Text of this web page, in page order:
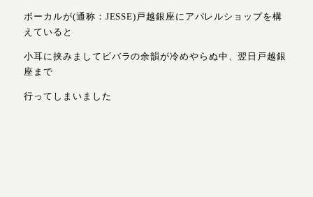
ボーカルが(通称：JESSE)戸越銀座にアパレルショップを構
えていると
小耳に挟みましてビバラの余韻が冷めやらぬ中、翌日戸越銀
座まで
行ってしまいました